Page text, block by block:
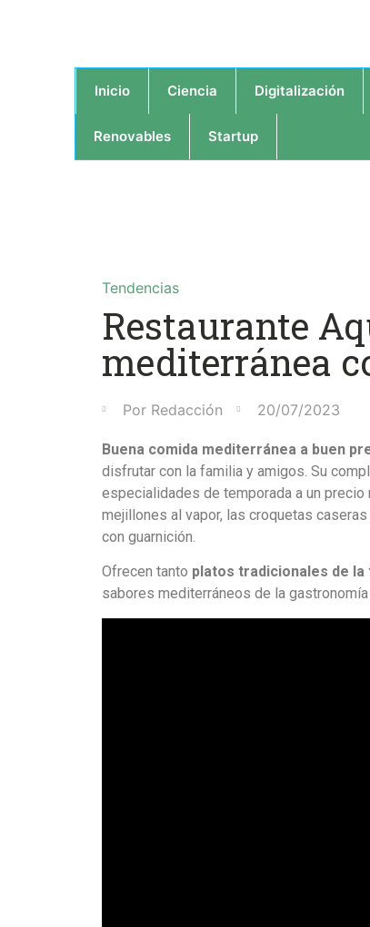
Inicio Ciencia Digitalización
Renovables Startup
Tendencias
Restaurante
mediterránea
Por Redacción 20/07/2023
Buena comida mediterránea a buen
disfrutar con la familia y amigos. Su
especialidades de temporada a un
mejillones al vapor, las croquetas
con guarnición.
Ofrecen tanto platos tradicionales de
sabores mediterráneos de la